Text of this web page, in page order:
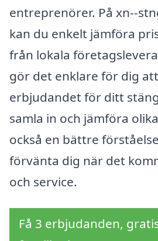
entreprenörer. På xn--
kan du enkelt jämföra
från lokala
gör det enklare för dig
erbjudandet för ditt
samla in och jämföra
också en bättre
förvänta dig när det
och service.
Få 3 erbjudanden,